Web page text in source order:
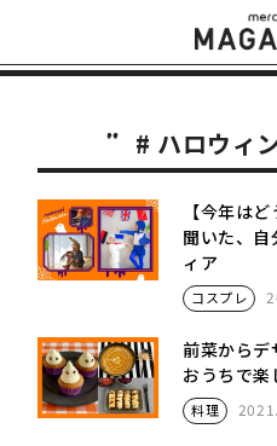
# ハロウィ
【今年は
聞いた、
ィア
コスプレ
前菜から
おうちで楽
料理